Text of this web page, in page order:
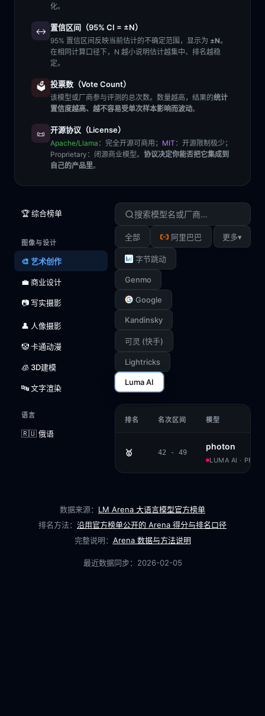
化。
↔️ 置信区间（95% CI = ±N）
95% 置信区间反映当前估计的不确定范围，显示为 ±N。
在相同计算口径下，N 越小说明估计越集中、排名越稳
定。
🗳️ 投票数（Vote Count）
该模型或厂商参与评测的总次数。数量越高，结果的统计
置信度越高、越不容易受单次样本影响而波动。
📜 开源协议（License）
Apache/Llama ：完全开源可商用； MIT ：开源限制极少；
Proprietary ：闭源商业模型。 协议决定你能否把它集成到
自己的产品里。
🏆 综合榜单
图像与设计
🎨 艺术创作
💼 商业设计
📷 写实摄影
👤 人像摄影
🤡 卡通动漫
🧊 3D建模
🔤 文字渲染
语言
🇷🇺 俄语
全部 阿里巴巴
字节跳动
Genmo
Google
Kandinsky
可灵 (快手)
Lightricks
Luma AI
更多▾
排名 名次区间 模型
🥇 42 - 49
photon
LUMA AI ·
数据来源： LM Arena 大语言模型官方榜单
排名方法： 沿用官方榜单公开的 Arena 得分与排名口径
完整说明： Arena 数据与方法说明
最近数据同步： 2026-02-05